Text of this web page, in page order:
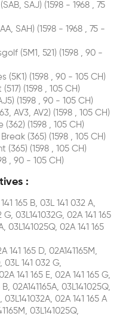
SAJ) (1598 - 1968 , 75
SAH) (1598 - 1968 , 75 -
(5M1, 521) (1598 , 90 -
(1598 , 90 - 105 CH)
(1598 , 105 CH)
(1598 , 90 - 105 CH)
AV2) (1598 , 105 CH)
(1598 , 105 CH)
(365) (1598 , 105 CH)
(1598 , 105 CH)
, 90 - 105 CH)
:
165 B, 03L 141 032 A,
03L141032G, 02A 141 165
03L141025Q, 02A 141 165
141 165 D, 02A141165M,
03L 141 032 G,
141 165 E, 02A 141 165 G,
02A141165A, 03L141025Q,
03L141032A, 02A 141 165 A
03L141025Q,